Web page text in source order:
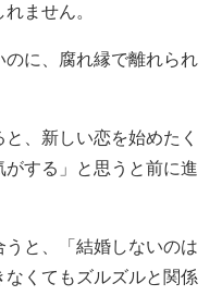
ません。
に、腐れ縁で離れられ
、新しい恋を始めたく
する」と思うと前に進
と、「結婚しないのは
なくてもズルズルと関係